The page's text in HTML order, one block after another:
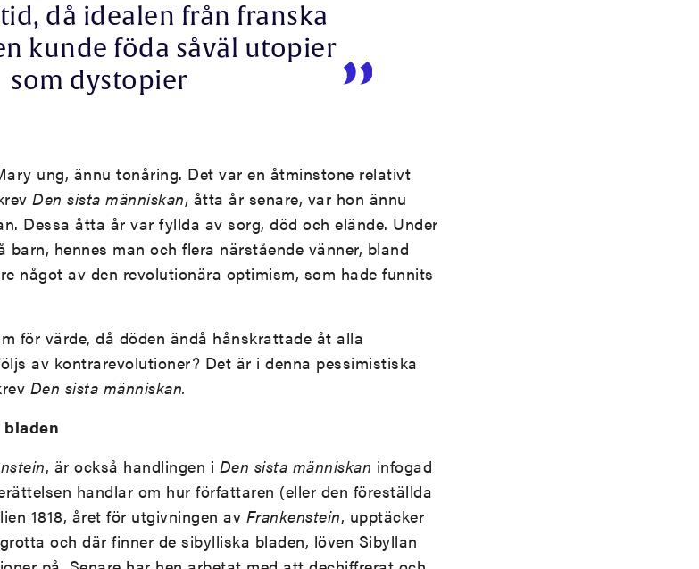
då idealen från franska
kunde föda såväl utopier
som dystopier
ung, ännu tonåring. Det var en åtminstone relativt
Den sista människan, åtta år senare, var hon ännu
Dessa åtta år var fyllda av sorg, död och elände. Under
hennes man och flera närstående vänner, bland
något av den revolutionära optimism, som hade funnits
för värde, då döden ändå hånskrattade åt alla
av kontrarevolutioner? Det är i denna pessimistiska
Den sista människan.
bladen
, är också handlingen i Den sista människan infogad
handlar om hur författaren (eller den föreställda
1818, året för utgivningen av Frankenstein, upptäcker
och där finner de sibylliska bladen, löven Sibyllan